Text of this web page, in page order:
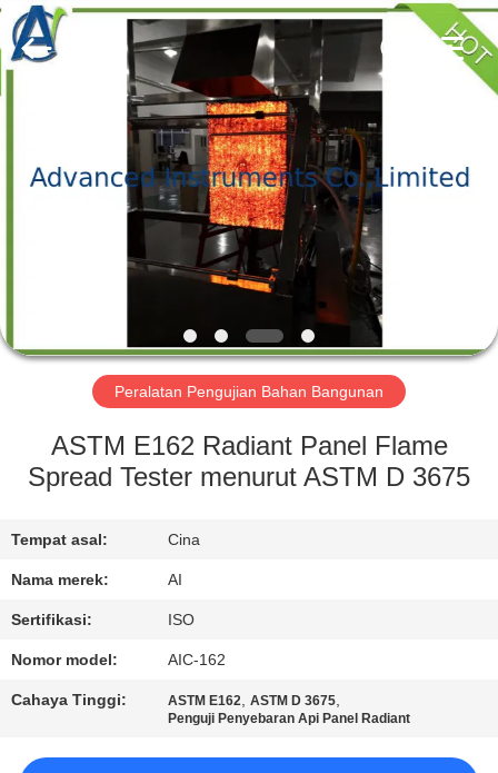
PRODUK
TENTANG
TUR
PABRIK
KONTROL
HUBUNGI
KAMI
KASUS
Advanced
Instruments
Co.,Limited.
All
Rights
Peralatan Pengujian Bahan Bangunan
ASTM E162 Radiant Panel Flame
Spread Tester menurut ASTM D 3675
Tempat asal: Cina
Nama merek: AI
Sertifikasi: ISO
Nomor model: AIC-162
Cahaya Tinggi: ASTM E162,ASTM D 3675,
Penguji Penyebaran Api Panel Radiant